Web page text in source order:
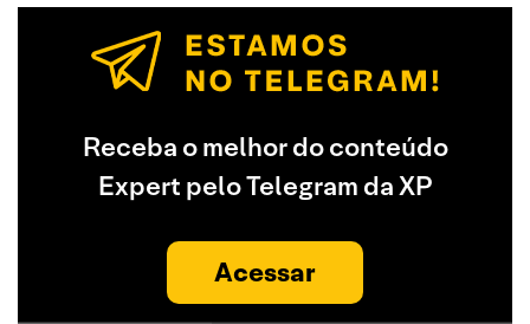
Receba o melhor do conteúdo
Expert pelo Telegram da XP
Acessar